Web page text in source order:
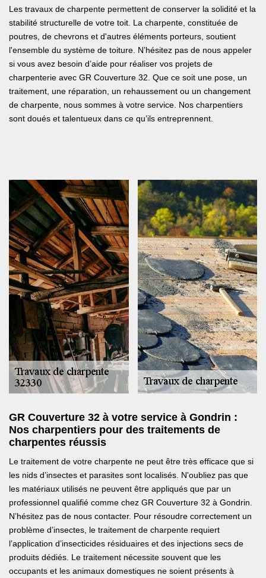
Les travaux de charpente permettent de conserver la solidité et la
stabilité structurelle de votre toit. La charpente, constituée de
poutres, de chevrons et d'autres éléments porteurs, soutient
l'ensemble du système de toiture. N’hésitez pas de nous appeler
si vous avez besoin d’aide pour réaliser vos projets de
charpenterie avec GR Couverture 32. Que ce soit une pose, un
traitement, une réparation, un rehaussement ou un changement
de charpente, nous sommes à votre service. Nos charpentiers
sont doués et talentueux dans ce qu’ils entreprennent.
GR Couverture 32 à votre service à Gondrin :
Nos charpentiers pour des traitements de
charpentes réussis
Le traitement de votre charpente ne peut être très efficace que si
les nids d’insectes et parasites sont localisés. N'oubliez pas que
les matériaux utilisés ne peuvent être appliqués que par un
professionnel qualifié comme chez GR Couverture 32 à Gondrin.
N’hésitez pas de nous contacter. Pour résoudre correctement un
problème d’insectes, le traitement de charpente requiert
l’application d’insecticides résiduaires et des injections secs de
produits dédiés. Le traitement nécessite souvent que les
occupants et les animaux domestiques ne soient présents à